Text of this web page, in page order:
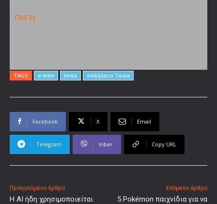
ΠΗΓΗ
TAGS e-bike tesla ποδήλατο Tesla
Facebook X Email
Telegram Viber Copy URL
Προηγούμενο άρθρο
Η AI ήδη χρησιμοποιείται
Επόμενο άρθρο
5 Pokémon παιχνίδια για να